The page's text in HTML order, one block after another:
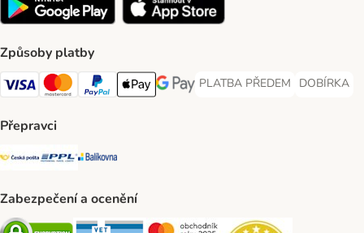
Způsoby platby
Visa Payment Method
Mastercard Payment Method
PayPal Payment Method
Apple pay Payment Method
GooglePay Payment Method
PLATBA PŘEDEM
PLATBA PŘEDEM Payment
DOBÍRKA
DOBÍRKA
Přepravci
Česká pošta Shipping Method
PPL Shipping Method
Balíkovna Shipping Method
Zabezpečení a ocenění
Security Security Security